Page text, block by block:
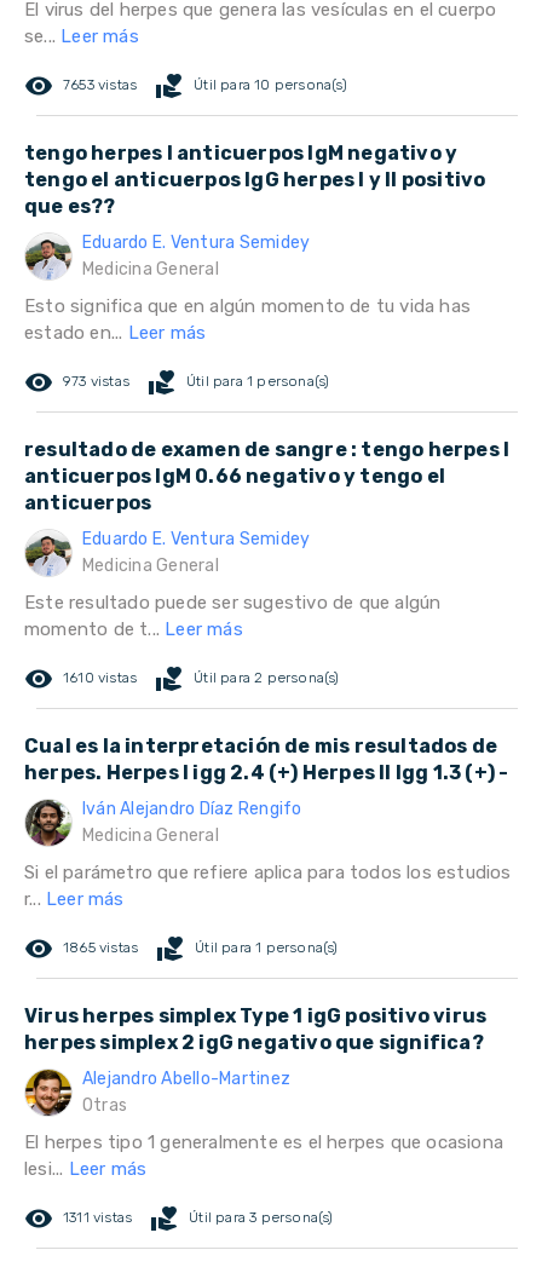
El virus del herpes que genera las vesículas en el cuerpo
se... Leer más
remove_red_eye 7653 vistas volunteer_activism Útil para 10 persona(s)
tengo herpes I anticuerpos IgM negativo y
tengo el anticuerpos IgG herpes I y II positivo
que es??
Eduardo E. Ventura Semidey
Medicina General
Esto significa que en algún momento de tu vida has
estado en... Leer más
remove_red_eye 973 vistas volunteer_activism Útil para 1 persona(s)
resultado de examen de sangre : tengo herpes I
anticuerpos IgM 0.66 negativo y tengo el
anticuerpos
Eduardo E. Ventura Semidey
Medicina General
Este resultado puede ser sugestivo de que algún
momento de t... Leer más
remove_red_eye 1610 vistas volunteer_activism Útil para 2 persona(s)
Cual es la interpretación de mis resultados de
herpes. Herpes I igg 2.4 (+) Herpes II Igg 1.3 (+) -
Iván Alejandro Díaz Rengifo
Medicina General
Si el parámetro que refiere aplica para todos los estudios
r... Leer más
remove_red_eye 1865 vistas volunteer_activism Útil para 1 persona(s)
Virus herpes simplex Type 1 igG positivo virus
herpes simplex 2 igG negativo que significa?
Alejandro Abello-Martinez
Otras
El herpes tipo 1 generalmente es el herpes que ocasiona
lesi... Leer más
remove_red_eye 1311 vistas volunteer_activism Útil para 3 persona(s)